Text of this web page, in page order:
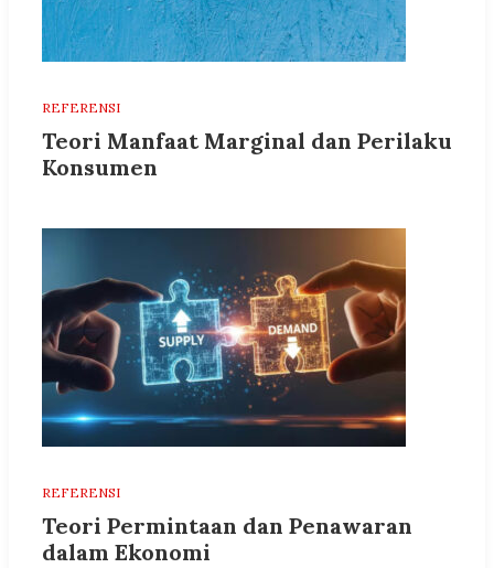
REFERENSI
Teori Manfaat Marginal dan Perilaku
Konsumen
REFERENSI
Teori Permintaan dan Penawaran
dalam Ekonomi